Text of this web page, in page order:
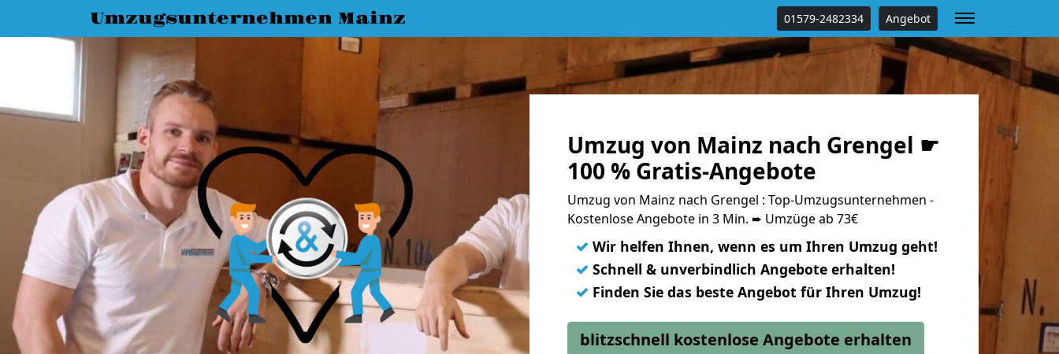
Umzugsunternehmen Mainz 01579-2482334 Angebot
Umzug von Mainz nach Grengel ☛
100 % Gratis-Angebote
Umzug von Mainz nach Grengel : Top-Umzugsunternehmen -
Kostenlose Angebote in 3 Min. ➨ Umzüge ab 73€
✓ Wir helfen Ihnen, wenn es um Ihren Umzug geht!
✓ Schnell & unverbindlich Angebote erhalten!
✓ Finden Sie das beste Angebot für Ihren Umzug!
blitzschnell kostenlose Angebote erhalten